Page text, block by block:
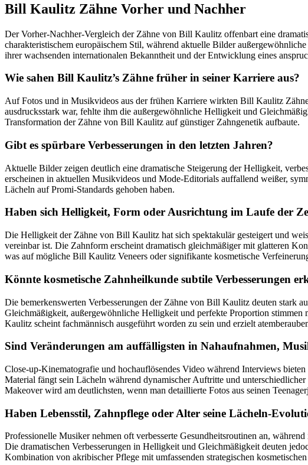
Bill Kaulitz Zähne Vorher und Nachher
Der Vorher-Nachher-Vergleich der Zähne von Bill Kaulitz offenbart eine
charakteristischem europäischem Stil, während aktuelle Bilder
ihrer wachsenden internationalen Bekanntheit und der Entwicklung eines
Wie sahen Bill Kaulitz’s Zähne früher in seiner Karriere aus?
Auf Fotos und in Musikvideos aus der frühen Karriere wirkten Bill Kaulitz
ausdrucksstark war, fehlte ihm die außergewöhnliche Helligkeit und
Transformation der Zähne von Bill Kaulitz auf günstiger Zahngenetik aufbaute.
Gibt es spürbare Verbesserungen in den letzten Jahren?
Aktuelle Bilder zeigen deutlich eine dramatische Steigerung der Helligkeit,
erscheinen in aktuellen Musikvideos und Mode-Editorials auffallend weißer,
Lächeln auf Promi-Standards gehoben haben.
Haben sich Helligkeit, Form oder Ausrichtung im Laufe der
Die Helligkeit der Zähne von Bill Kaulitz hat sich spektakulär gesteigert und
vereinbar ist. Die Zahnform erscheint dramatisch gleichmäßiger mit glatteren
was auf mögliche Bill Kaulitz Veneers oder signifikante kosmetische
Könnte kosmetische Zahnheilkunde subtile Verbesserungen
Die bemerkenswerten Verbesserungen der Zähne von Bill Kaulitz deuten stark
Gleichmäßigkeit, außergewöhnliche Helligkeit und perfekte Proportion
Kaulitz scheint fachmännisch ausgeführt worden zu sein und erzielt
Sind Veränderungen am auffälligsten in Nahaufnahmen,
Close-up-Kinematografie und hochauflösendes Video während Interviews
Material fängt sein Lächeln während dynamischer Auftritte und
Makeover wird am deutlichsten, wenn man detaillierte Fotos aus seinen
Haben Lebensstil, Zahnpflege oder Alter seine Lächeln-
Professionelle Musiker nehmen oft verbesserte Gesundheitsroutinen an,
Die dramatischen Verbesserungen in Helligkeit und Gleichmäßigkeit deuten
Kombination von akribischer Pflege mit umfassenden strategischen kosmetischen